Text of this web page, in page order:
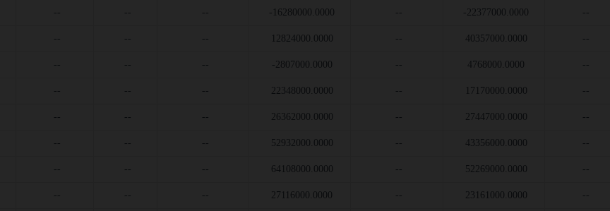
-- -- -- -16280000.0000 -- -22377000.0000 --
-- -- -- 12824000.0000 -- 40357000.0000 --
-- -- -- -2807000.0000 -- 4768000.0000 --
-- -- -- 22348000.0000 -- 17170000.0000 --
-- -- -- 26362000.0000 -- 27447000.0000 --
-- -- -- 52932000.0000 -- 43356000.0000 --
-- -- -- 64108000.0000 -- 52269000.0000 --
-- -- -- 27116000.0000 -- 23161000.0000 --